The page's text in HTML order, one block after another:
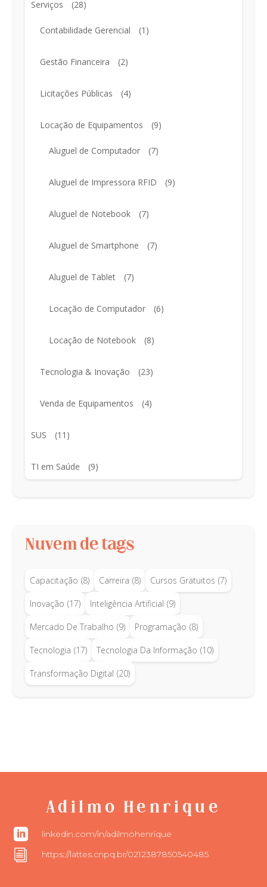
Serviços (28)
Contabilidade Gerencial (1)
Gestão Financeira (2)
Licitações Públicas (4)
Locação de Equipamentos (9)
Aluguel de Computador (7)
Aluguel de Impressora RFID (9)
Aluguel de Notebook (7)
Aluguel de Smartphone (7)
Aluguel de Tablet (7)
Locação de Computador (6)
Locação de Notebook (8)
Tecnologia & Inovação (23)
Venda de Equipamentos (4)
SUS (11)
TI em Saúde (9)
Nuvem de tags
Capacitação (8) Carreira (8) Cursos Gratuitos (7)
Inovação (17) Inteligência Artificial (9)
Mercado De Trabalho (9) Programação (8)
Tecnologia (17) Tecnologia Da Informação (10)
Transformação Digital (20)
Adilmo Henrique
 linkedin.com/in/adilmohenrique
i https://lattes.cnpq.br/0212387850540485